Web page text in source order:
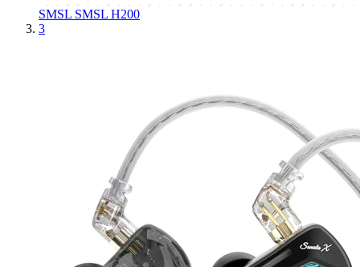
SMSL SMSL H200
3